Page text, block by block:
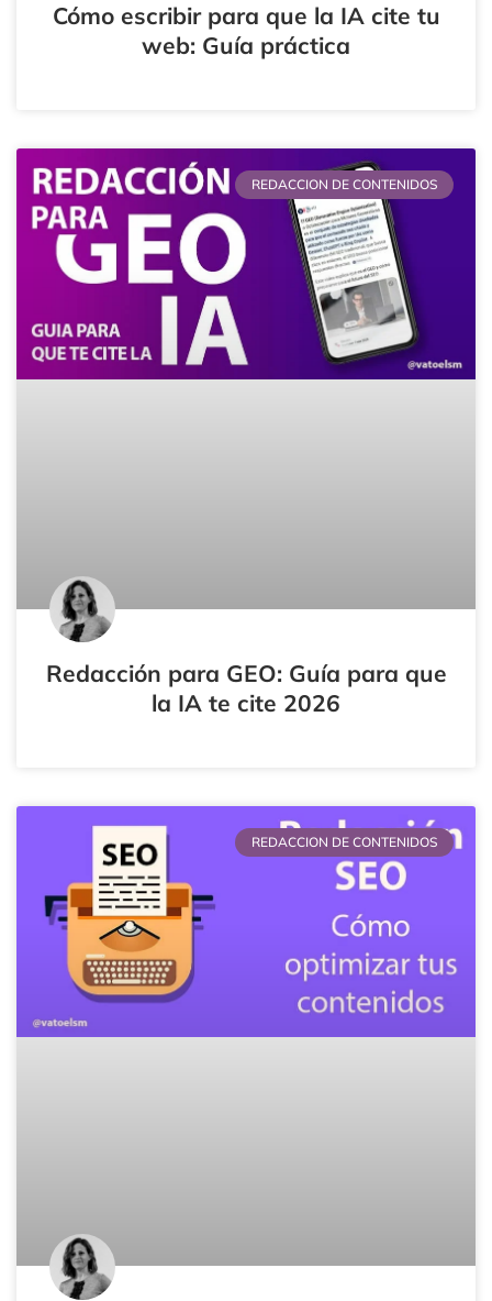
Cómo escribir para que la IA cite tu
web: Guía práctica
REDACCION DE CONTENIDOS
Redacción para GEO: Guía para que
la IA te cite 2026
REDACCION DE CONTENIDOS